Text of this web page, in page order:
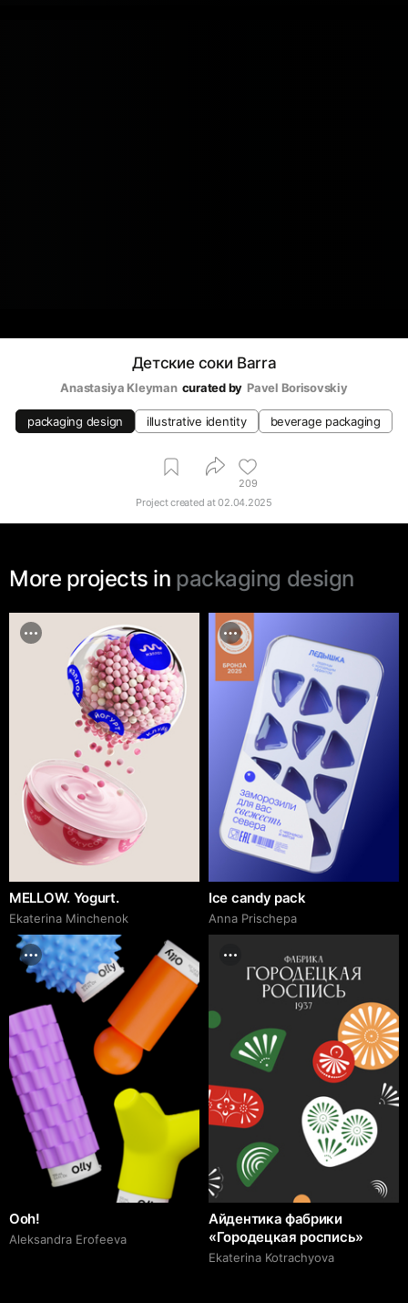
Детские соки Barra
Anastasiya Kleyman curated by Pavel Borisovskiy
packaging design illustrative identity beverage packaging
209
Project created at02.04.2025
More projects in packaging design
MELLOW. Yogurt.
Ekaterina Minchenok
Ice candy pack
Anna Prischepa
Ooh!
Aleksandra Erofeeva
Айдентика фабрики
«Городецкая роспись»
Ekaterina Kotrachyova